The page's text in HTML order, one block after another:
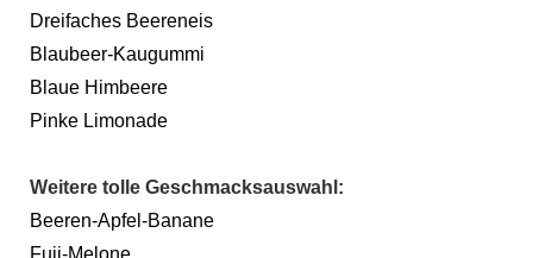
Dreifaches Beereneis
Blaubeer-Kaugummi
Blaue Himbeere
Pinke Limonade
Weitere tolle Geschmacksauswahl:
Beeren-Apfel-Banane